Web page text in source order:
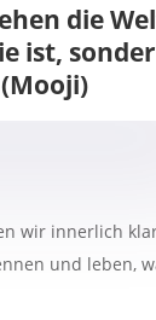
die
ist,
wir innerlich
und leben,